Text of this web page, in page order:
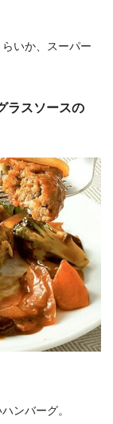
いか、スーパー
ラスソースの
ンバーグ。